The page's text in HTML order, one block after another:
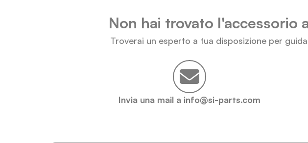
Non hai trovato l'accessorio
Troverai un esperto a tua disposizione per
Invia una mail a info@si-parts.com